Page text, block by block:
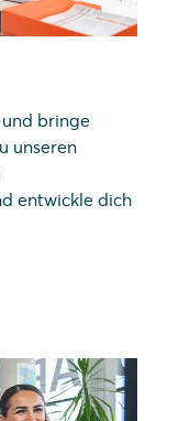
bringe
unseren
entwickle dich